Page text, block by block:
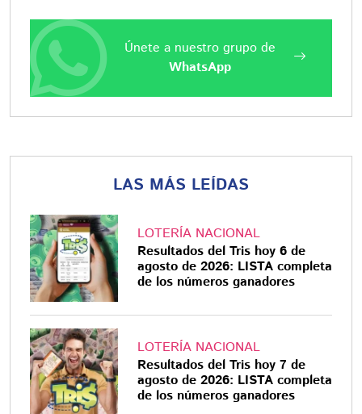
Únete a nuestro grupo de
WhatsApp
LAS MÁS LEÍDAS
LOTERÍA NACIONAL
Resultados del Tris hoy 6 de
agosto de 2026: LISTA completa
de los números ganadores
LOTERÍA NACIONAL
Resultados del Tris hoy 7 de
agosto de 2026: LISTA completa
de los números ganadores